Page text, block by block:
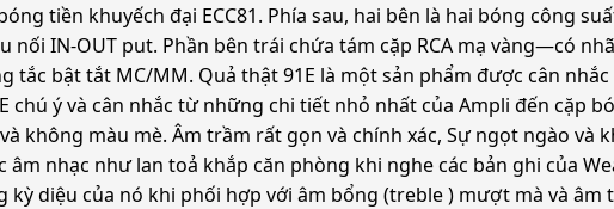
tiền khuyếch đại ECC81. Phía sau, hai bên là hai bóng công
IN-OUT put. Phần bên trái chứa tám cặp RCA mạ vàng—có
bật tắt MC/MM. Quả thật 91E là một sản phẩm được cân
chú ý và cân nhắc từ những chi tiết nhỏ nhất của Ampli đến cặp
không màu mè. Âm trầm rất gọn và chính xác, Sự ngọt ngào
nhạc như lan toả khắp căn phòng khi nghe các bản ghi của
kỳ diệu của nó khi phối hợp với âm bổng (treble ) mượt mà và